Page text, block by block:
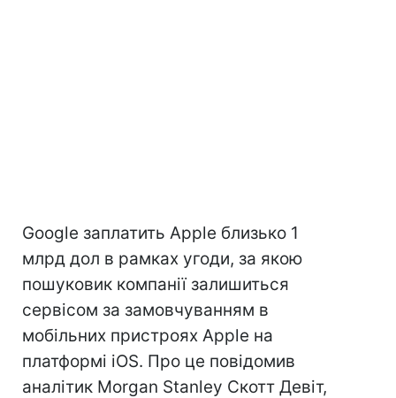
Google заплатить Apple близько 1
млрд дол в рамках угоди, за якою
пошуковик компанії залишиться
сервісом за замовчуванням в
мобільних пристроях Apple на
платформі iOS. Про це повідомив
аналітик Morgan Stanley Скотт Девіт,